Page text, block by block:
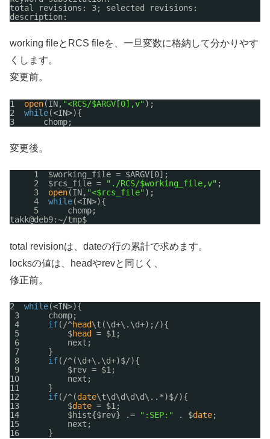
total revisions: 3; selected revisions:
description:
working fileとRCS fileを、一旦変数に格納して分かりやす
くします。
変更前。
1 open(IN, "<RCS/$ARGV[0],v");
2 while(<IN>){
3      chomp;
変更後。
1  $working_file = $ARGV[0];
2  $rcs_file =
"./RCS/$working_file,v" ;
3 open(IN, "<$rcs_file");
4 while(<IN>){
5      chomp;
takk@deb9:~/tmp$
total revisionは、dateの行の累計で求めます。
locksの値は、headやrevと同じく、
修正前。
2 while(<IN>){
3      chomp;
4 if(/^head\t(\d+\.\d+);/){
5          $head
= $1;
6          next;
7      }
8 if(/^(\d+\.\d+)$/){
9          $rev = $1;
10          next;
11      }
12 if(/^(date\t\d\d\d\d\..*)$/){
13          $date = $1;
14          $hist{$rev} .=
":SEP:" . $date;
15          next;
16      }